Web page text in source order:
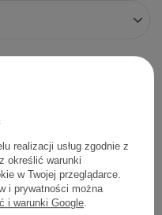
1
realizacji usług zgodnie z
określić warunki
w Twojej przeglądarce.
i prywatności można
i warunki Google